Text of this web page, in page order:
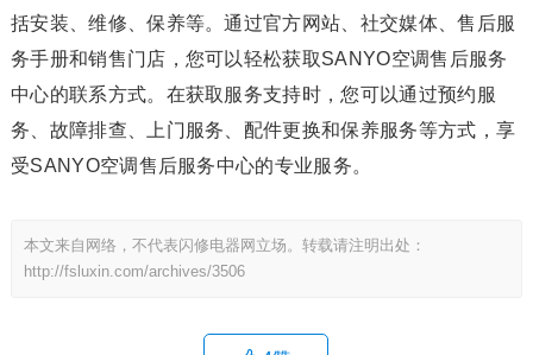
括安装、维修、保养等。通过官方网站、社交媒体、售后服
务手册和销售门店，您可以轻松获取SANYO空调售后服务
中心的联系方式。在获取服务支持时，您可以通过预约服
务、故障排查、上门服务、配件更换和保养服务等方式，享
受SANYO空调售后服务中心的专业服务。
本文来自网络，不代表闪修电器网立场。转载请注明出处：
http://fsluxin.com/archives/3506